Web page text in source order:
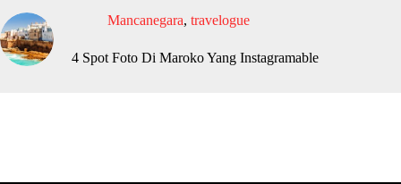
Mancanegara, travelogue
4 Spot Foto Di Maroko Yang Instagramable